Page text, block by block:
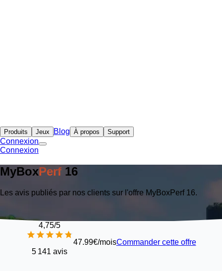
Produits Jeux Blog À propos Support
Connexion
Connexion
MyBoxPerf 16
Les avis publiés par nos clients sur l'offre MyBoxPerf 16.
4,75/5
5 141 avis
47.99€/moisCommander cette offre